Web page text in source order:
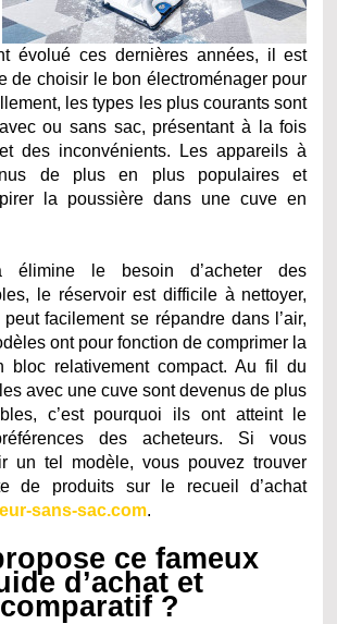
évolué ces dernières années, il est
de choisir le bon électroménager pour
les types les plus courants sont
ou sans sac, présentant à la fois
des inconvénients. Les appareils à
de plus en plus populaires et
la poussière dans une cuve en
élimine le besoin d’acheter des
le réservoir est difficile à nettoyer,
facilement se répandre dans l’air,
ont pour fonction de comprimer la
bloc relativement compact. Au fil du
avec une cuve sont devenus de plus
c’est pourquoi ils ont atteint le
des acheteurs. Si vous
un tel modèle, vous pouvez trouver
de produits sur le recueil d’achat
sans-sac.com.
ce fameux
d’achat et
comparatif ?